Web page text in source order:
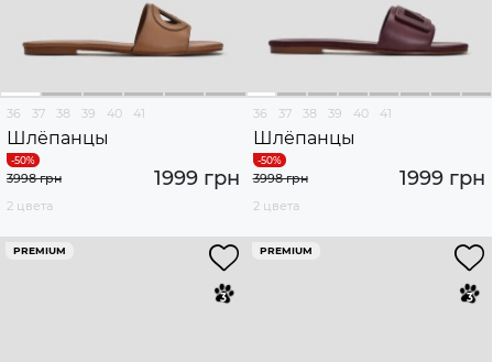
36 37 38 39 40 41
Шлёпанцы
1999 грн
3998 грн
2 цвета
36 37 38 39 40 41
Шлёпанцы
1999 грн
3998 грн
2 цвета
PREMIUM PREMIUM